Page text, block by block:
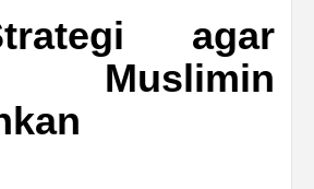
agar
Muslimin